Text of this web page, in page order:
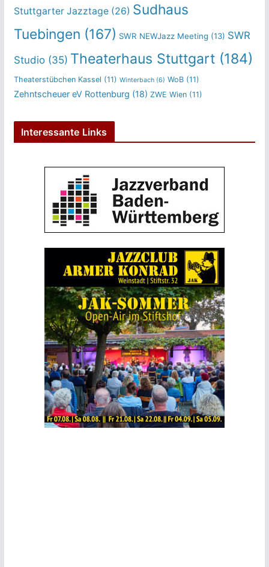
Stuttgarter Jazztage(26) Sudhaus
Tuebingen (167) SWR NEWJazz Meeting (13) SWR
Studio(35) Theaterhaus Stuttgart(184)
Theaterstübchen Kassel (11) Winterbach(6) WoB(11)
Zehntscheuer eV Rottenburg (18) ZWE Wien(11)
Interessante Links